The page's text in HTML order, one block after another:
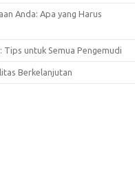
Anda: Apa yang Harus
untuk Semua Pengemudi
Berkelanjutan